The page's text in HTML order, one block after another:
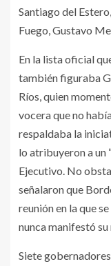
Santiago del
Fuego, Gustavo
En la lista oficial
también figuraba
Ríos, quien
vocera que no
respaldaba la
lo atribuyeron a un
Ejecutivo. No
señalaron que
reunión en la que
nunca manifestó su
Siete